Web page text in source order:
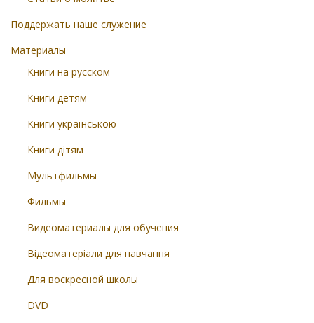
Поддержать наше служение
Материалы
Книги на русском
Книги детям
Книги українською
Книги дітям
Мультфильмы
Фильмы
Видеоматериалы для обучения
Відеоматеріали для навчання
Для воскресной школы
DVD